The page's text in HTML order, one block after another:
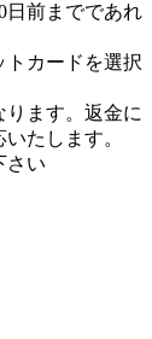
日前までであれ
トカードを選択
ります。返金に
たします。
さい